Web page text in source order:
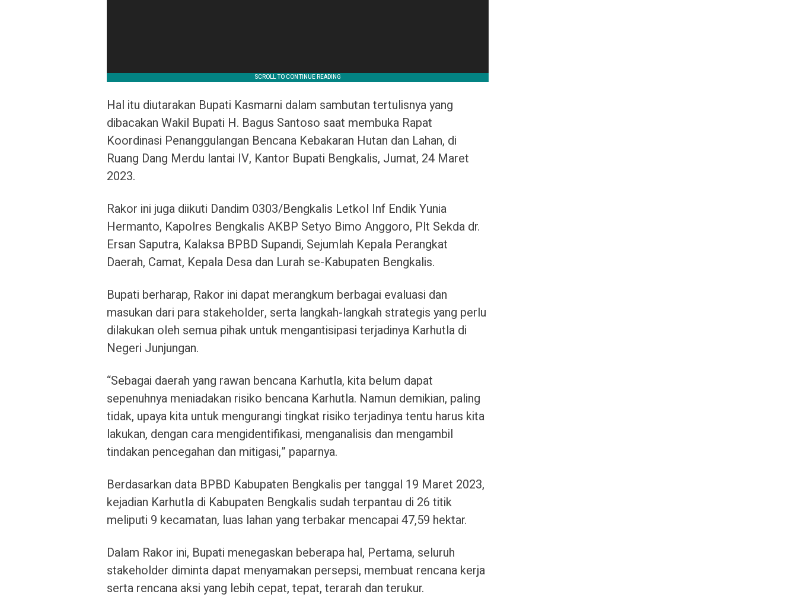
Hal itu diutarakan Bupati Kasmarni dalam sambutan tertulisnya yang
dibacakan Wakil Bupati H. Bagus Santoso saat membuka Rapat
Koordinasi Penanggulangan Bencana Kebakaran Hutan dan Lahan, di
Ruang Dang Merdu lantai IV, Kantor Bupati Bengkalis, Jumat, 24 Maret
2023.
Rakor ini juga diikuti Dandim 0303/Bengkalis Letkol Inf Endik Yunia
Hermanto, Kapolres Bengkalis AKBP Setyo Bimo Anggoro, Plt Sekda dr.
Ersan Saputra, Kalaksa BPBD Supandi, Sejumlah Kepala Perangkat
Daerah, Camat, Kepala Desa dan Lurah se-Kabupaten Bengkalis.
Bupati berharap, Rakor ini dapat merangkum berbagai evaluasi dan
masukan dari para stakeholder, serta langkah-langkah strategis yang perlu
dilakukan oleh semua pihak untuk mengantisipasi terjadinya Karhutla di
Negeri Junjungan.
“Sebagai daerah yang rawan bencana Karhutla, kita belum dapat
sepenuhnya meniadakan risiko bencana Karhutla. Namun demikian, paling
tidak, upaya kita untuk mengurangi tingkat risiko terjadinya tentu harus kita
lakukan, dengan cara mengidentifikasi, menganalisis dan mengambil
tindakan pencegahan dan mitigasi,” paparnya.
Berdasarkan data BPBD Kabupaten Bengkalis per tanggal 19 Maret 2023,
kejadian Karhutla di Kabupaten Bengkalis sudah terpantau di 26 titik
meliputi 9 kecamatan, luas lahan yang terbakar mencapai 47,59 hektar.
Dalam Rakor ini, Bupati menegaskan beberapa hal, Pertama, seluruh
stakeholder diminta dapat menyamakan persepsi, membuat rencana kerja
serta rencana aksi yang lebih cepat, tepat, terarah dan terukur.